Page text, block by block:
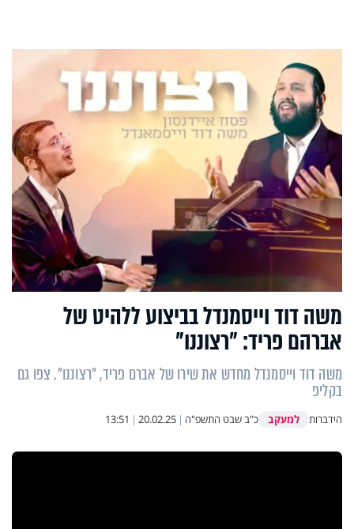
משה דוד וייסמנדל בביצוע ללהיט של
אברהם פריד: "רצוננו"
משה דוד וייסמנדל מחדש את שירו של אברם פריד, "רצוננו". צפו גם
בקליפ
הידברות למעקב כ"ב שבט התשפ"ה |
20.02.25
|
13:51